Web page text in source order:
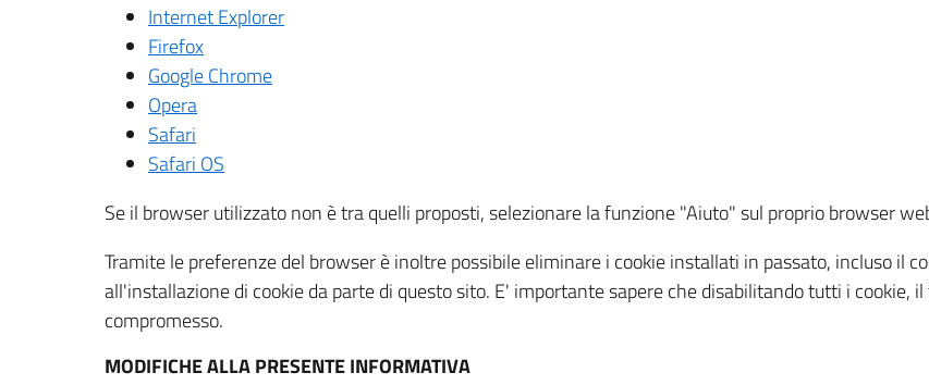
Internet Explorer
Firefox
Google Chrome
Opera
Safari
Safari OS
Se il browser utilizzato non è tra quelli proposti, selezionare la funzione "Aiuto" sul proprio browser
Tramite le preferenze del browser è inoltre possibile eliminare i cookie installati in passato, incluso il
all'installazione di cookie da parte di questo sito. E' importante sapere che disabilitando tutti i cookie,
compromesso.
MODIFICHE ALLA PRESENTE INFORMATIVA